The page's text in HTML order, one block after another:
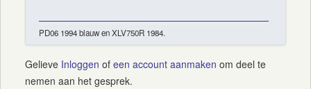
PD06 1994 blauw en XLV750R 1984.
Gelieve Inloggen of een account aanmaken om deel te
nemen aan het gesprek.